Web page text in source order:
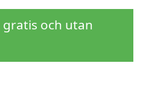
gratis och utan